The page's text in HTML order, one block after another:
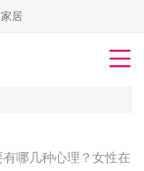
家居
会员注册
2024-05-28
哪几种心理？女性在